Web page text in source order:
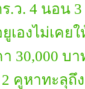
.ว. 4 นอน
เองไม่เคย
30,000 บ
คูหาทะลุถึ